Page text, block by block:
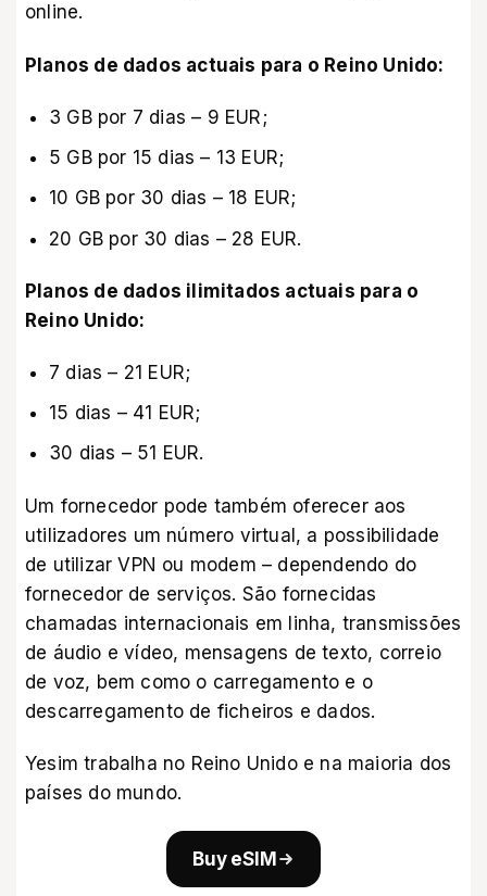
online.
Planos de dados actuais para o Reino Unido:
3 GB por 7 dias – 9 EUR;
5 GB por 15 dias – 13 EUR;
10 GB por 30 dias – 18 EUR;
20 GB por 30 dias – 28 EUR.
Planos de dados ilimitados actuais para o
Reino Unido:
7 dias – 21 EUR;
15 dias – 41 EUR;
30 dias – 51 EUR.
Um fornecedor pode também oferecer aos
utilizadores um número virtual, a possibilidade
de utilizar VPN ou modem – dependendo do
fornecedor de serviços. São fornecidas
chamadas internacionais em linha, transmissões
de áudio e vídeo, mensagens de texto, correio
de voz, bem como o carregamento e o
descarregamento de ficheiros e dados.
Yesim trabalha no Reino Unido e na maioria dos
países do mundo.
Buy eSIM